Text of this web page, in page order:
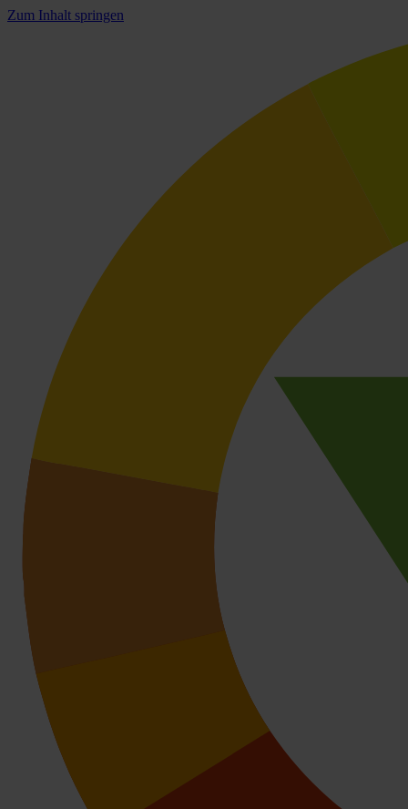
Zum Inhalt springen